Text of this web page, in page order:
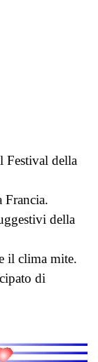
Festival della
della
il clima mite.
di